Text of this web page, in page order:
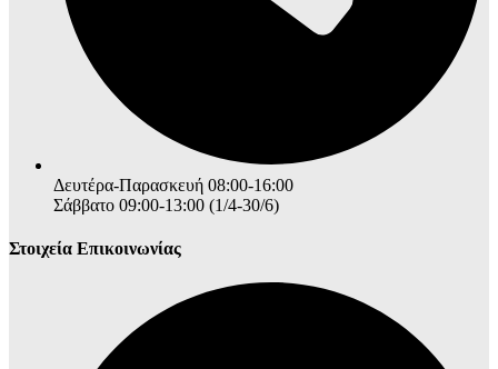
Δευτέρα-Παρασκευή 08:00-16:00
Σάββατο 09:00-13:00 (1/4-30/6)
Στοιχεία Επικοινωνίας